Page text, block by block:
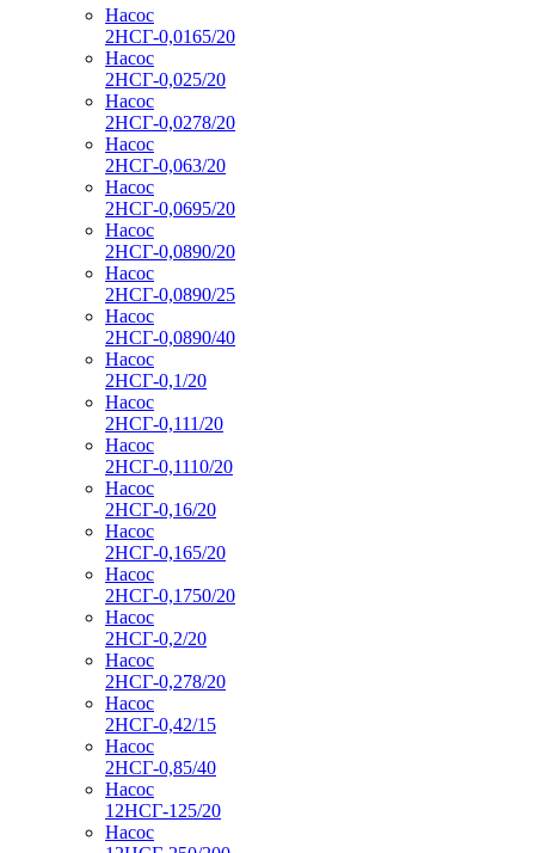
Насос
2НСГ-0,0165/20
Насос
2НСГ-0,025/20
Насос
2НСГ-0,0278/20
Насос
2НСГ-0,063/20
Насос
2НСГ-0,0695/20
Насос
2НСГ-0,0890/20
Насос
2НСГ-0,0890/25
Насос
2НСГ-0,0890/40
Насос
2НСГ-0,1/20
Насос
2НСГ-0,111/20
Насос
2НСГ-0,1110/20
Насос
2НСГ-0,16/20
Насос
2НСГ-0,165/20
Насос
2НСГ-0,1750/20
Насос
2НСГ-0,2/20
Насос
2НСГ-0,278/20
Насос
2НСГ-0,42/15
Насос
2НСГ-0,85/40
Насос
12НСГ-125/20
Насос